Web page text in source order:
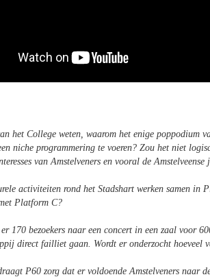
het College weten, waarom het enige poppodium
niche programmering te voeren? Zou het niet
van Amstelveners en vooral de Amstelveense
activiteiten rond het Stadshart werken samen
Platform C?
170 bezoekers naar een concert in een zaal voor
direct failliet gaan. Wordt er onderzocht hoeveel
P60 zorg dat er voldoende Amstelveners naar